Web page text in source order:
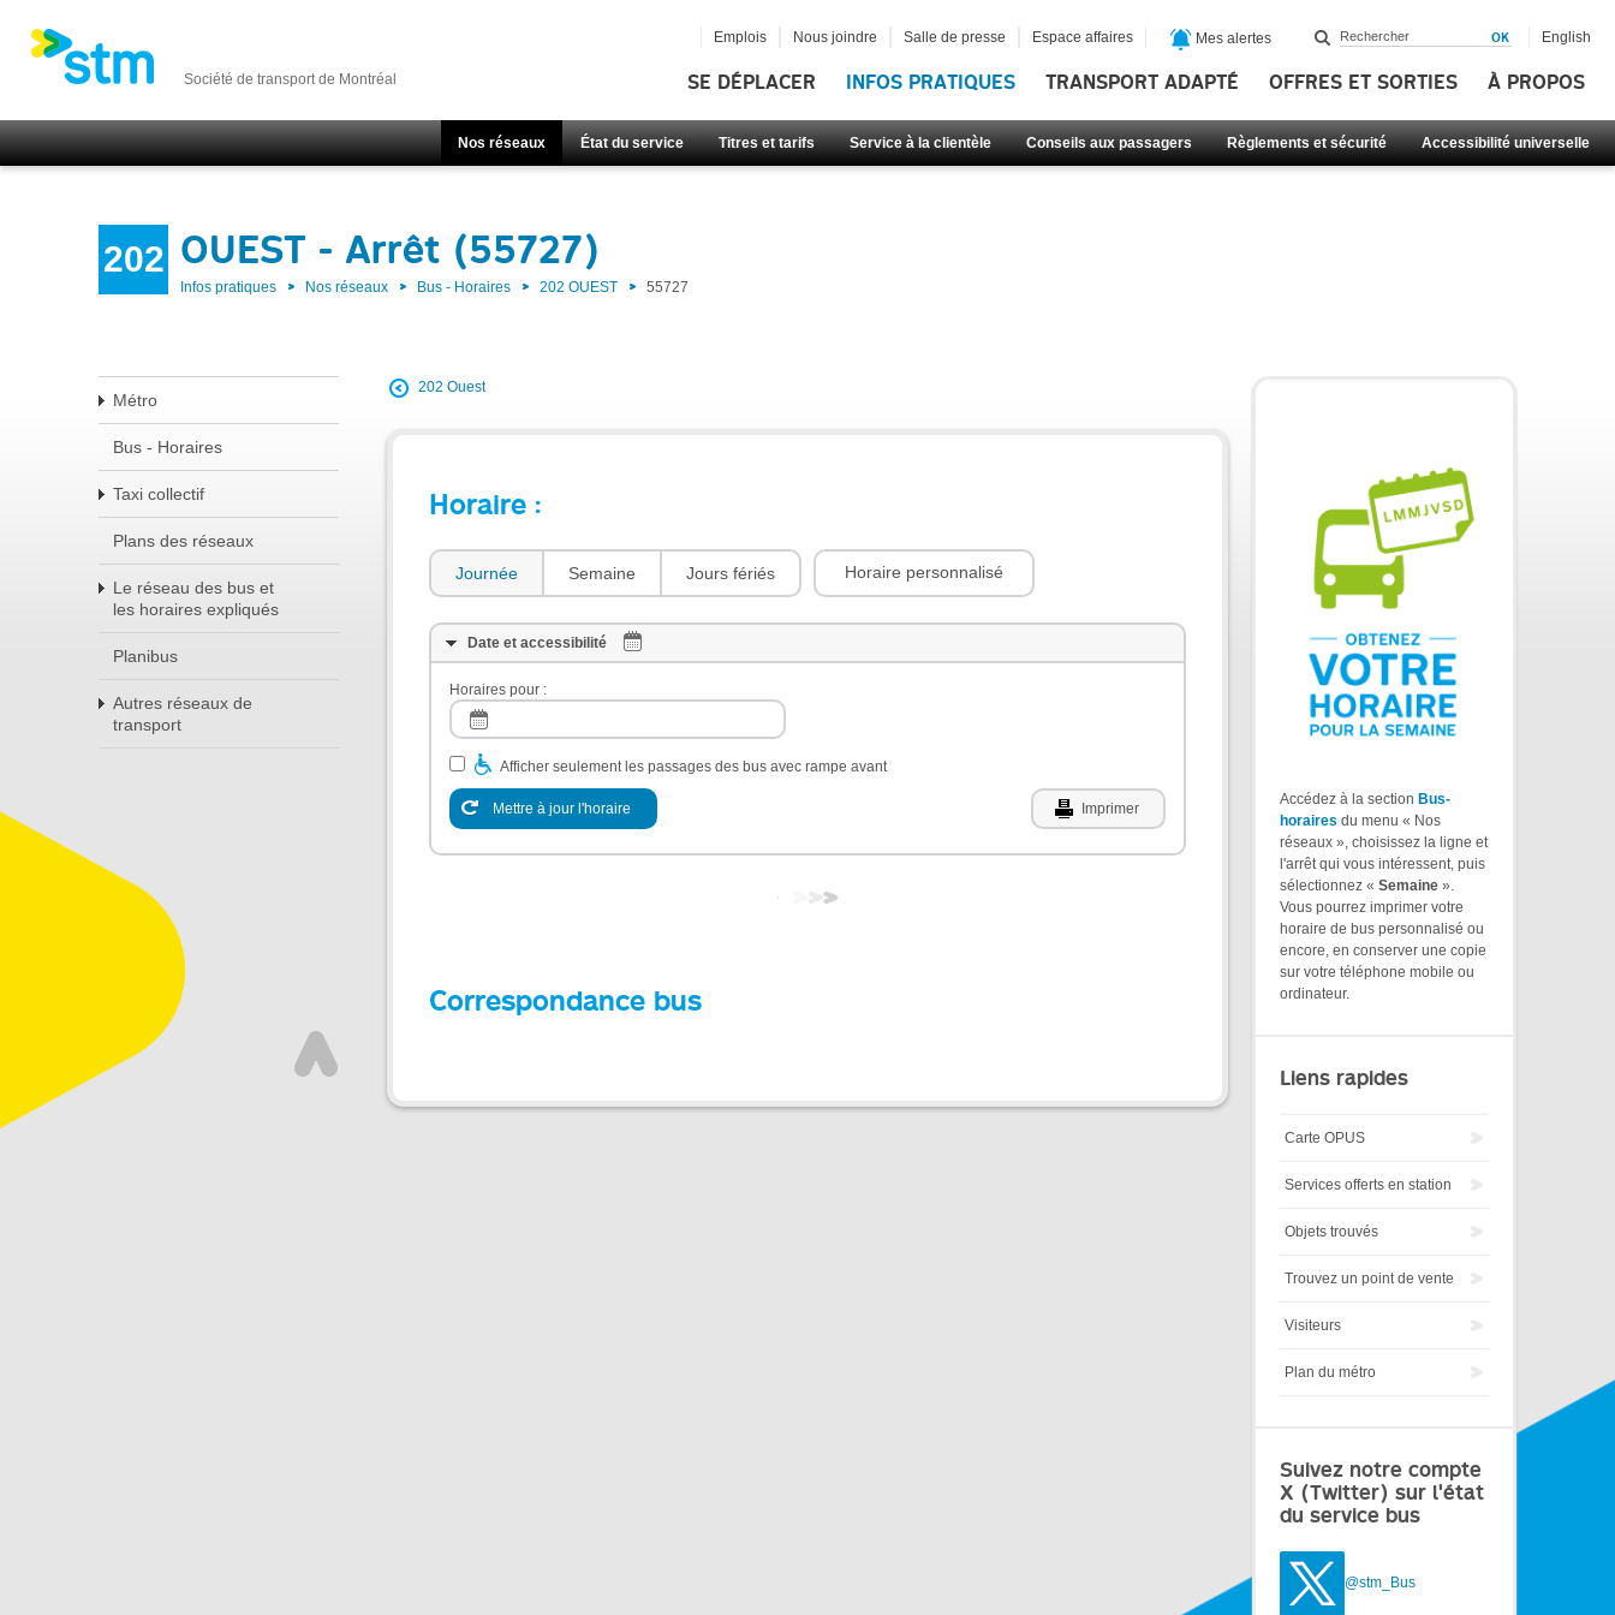
Société de transport de Montréal SE DÉPLACER INFOS PRATIQUES TRANSPORT ADAPTÉ OFFRES ET SORTIES À PROPOS
Nos réseaux État du service Titres et tarifs Service à la clientèle Conseils aux passagers Règlements et sécurité Accessibilité universelle
Emplois Nous joindre Salle de presse Espace affaires Mes alertes English
202 OUEST - Arrêt (55727)
Infos pratiques Nos réseaux Bus - Horaires 202 OUEST 55727
Métro
Bus - Horaires
Taxi collectif
Plans des réseaux
Le réseau des bus et
les horaires expliqués
Planibus
Autres réseaux de
transport
202 Ouest
Horaire :
Journée Semaine Jours fériés Horaire personnalisé
Date et accessibilité
Horaires pour :
Afficher seulement les passages des bus avec rampe avant
Mettre à jour l'horaire Imprimer
Correspondance bus
Accédez à la section Bus-
horaires du menu « Nos
réseaux », choisissez la ligne et
l'arrêt qui vous intéressent, puis
sélectionnez « Semaine ».
Vous pourrez imprimer votre
horaire de bus personnalisé ou
encore, en conserver une copie
sur votre téléphone mobile ou
ordinateur.
Liens rapides
Carte OPUS
Services offerts en station
Objets trouvés
Trouvez un point de vente
Visiteurs
Plan du métro
Suivez notre compte
X (Twitter) sur l'état
du service bus
@stm_Bus